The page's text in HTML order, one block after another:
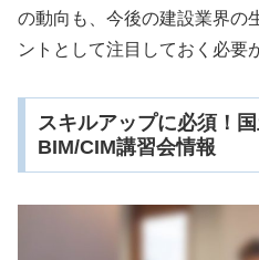
の動向も、今後の建設業界の
ントとして注目しておく必要
スキルアップに必須！
BIM/CIM講習会情報